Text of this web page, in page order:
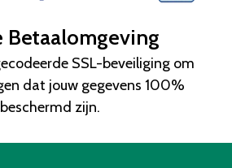
Betaalomgeving
SSL-beveiliging om
dat jouw gegevens 100%
beschermd zijn.